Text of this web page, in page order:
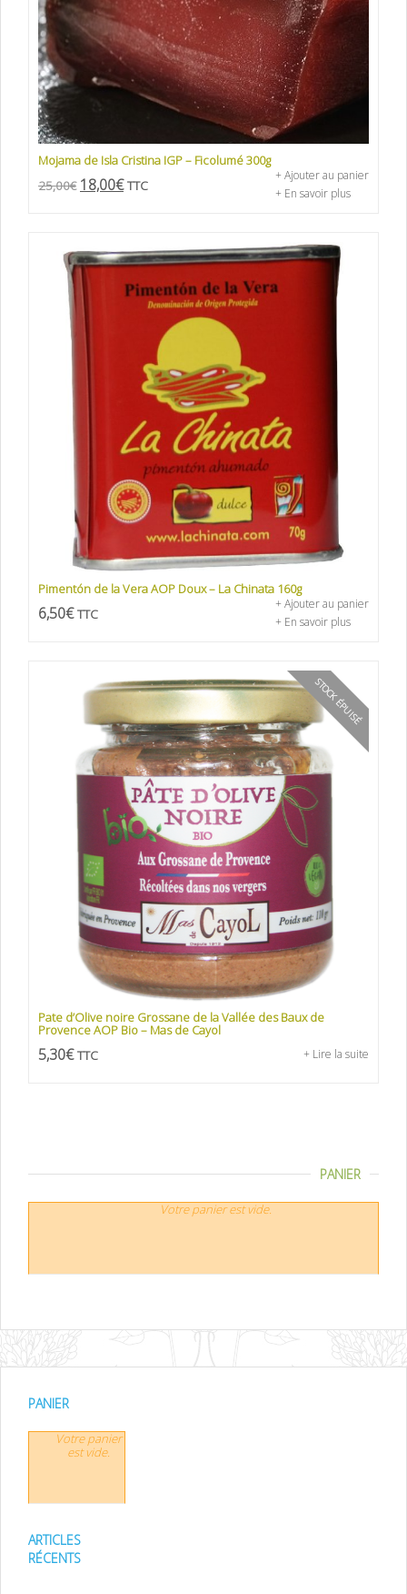
Mojama de Isla Cristina IGP – Ficolumé 300g
25,00€ 18,00€ TTC
+ Ajouter au panier
+ En savoir plus
Pimentón de la Vera AOP Doux – La Chinata 160g
6,50€ TTC
+ Ajouter au panier
+ En savoir plus
STOCK ÉPUISÉ
Pate d’Olive noire Grossane de la Vallée des Baux de
Provence AOP Bio – Mas de Cayol
5,30€ TTC + Lire la suite
PANIER
Votre panier est vide.
PANIER
Votre panier
est vide.
ARTICLES
RÉCENTS